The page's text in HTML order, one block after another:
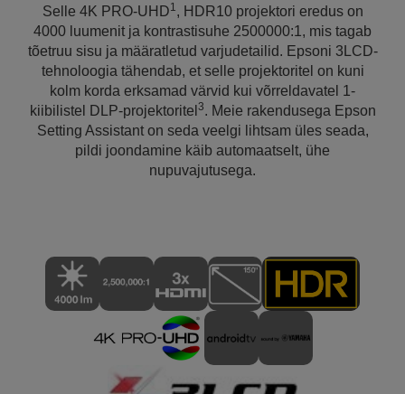
Selle 4K PRO-UHD1, HDR10 projektori eredus on
4000 luumenit ja kontrastisuhe 2500000:1, mis tagab
tõetruu sisu ja määratletud varjudetailid. Epsoni 3LCD-
tehnoloogia tähendab, et selle projektoritel on kuni
kolm korda erksamad värvid kui võrreldavatel 1-
kiibilistel DLP-projektoritel 3. Meie rakendusega Epson
Setting Assistant on seda veelgi lihtsam üles seada,
pildi joondamine käib automaatselt, ühe
nupuvajutusega.